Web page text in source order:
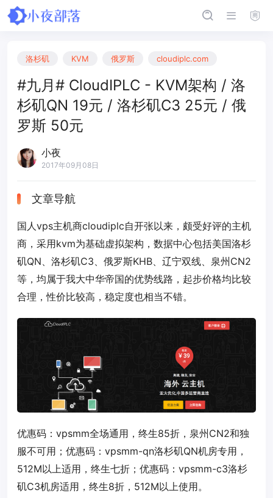
洛杉矶 KVM 俄罗斯 cloudiplc.com
#九月# CloudIPLC - KVM架构 / 洛
杉矶QN 19元 / 洛杉矶C3 25元 / 俄
罗斯 50元
小夜
2017年09月08日
文章导航
国人vps主机商cloudiplc自开张以来，颇受好评的主机
商，采用kvm为基础虚拟架构，数据中心包括美国洛杉
矶QN、洛杉矶C3、俄罗斯KHB、辽宁双线、泉州CN2
等，均属于我大中华帝国的优势线路，起步价格均比较
合理，性价比较高，稳定度也相当不错。
优惠码： vpsmm全场通用，终生85折，泉州CN2和独
服不可用；优惠码： vpsmm-qn洛杉矶QN机房专用，
512M以上适用，终生七折；优惠码： vpsmm-c3洛杉
矶C3机房适用，终生8折，512M以上使用。